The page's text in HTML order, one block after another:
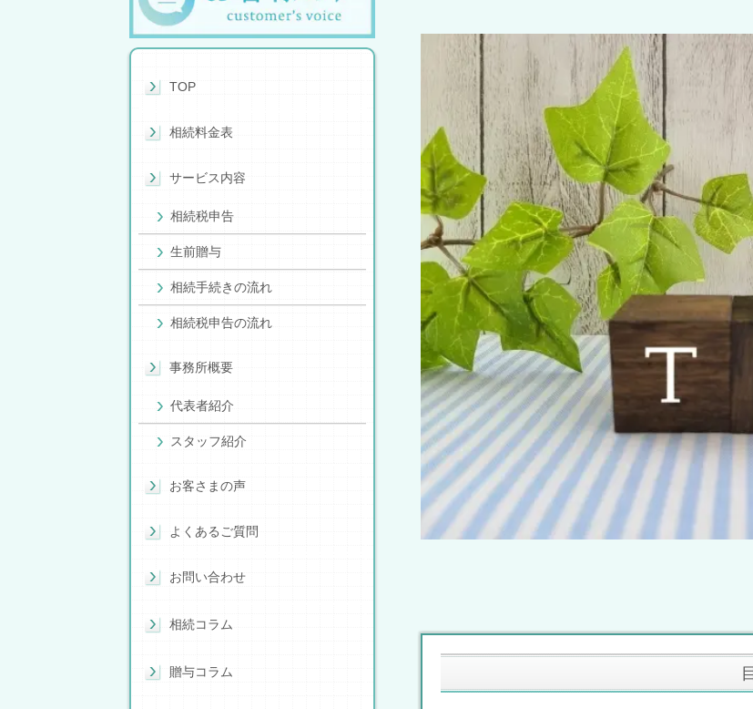
TOP
相続料金表
サービス内容
相続税申告
生前贈与
相続手続きの流れ
相続税申告の流れ
事務所概要
代表者紹介
スタッフ紹介
お客さまの声
よくあるご質問
お問い合わせ
相続コラム
贈与コラム